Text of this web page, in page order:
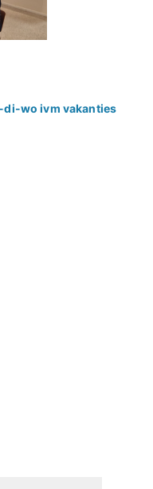
di-wo ivm vakanties